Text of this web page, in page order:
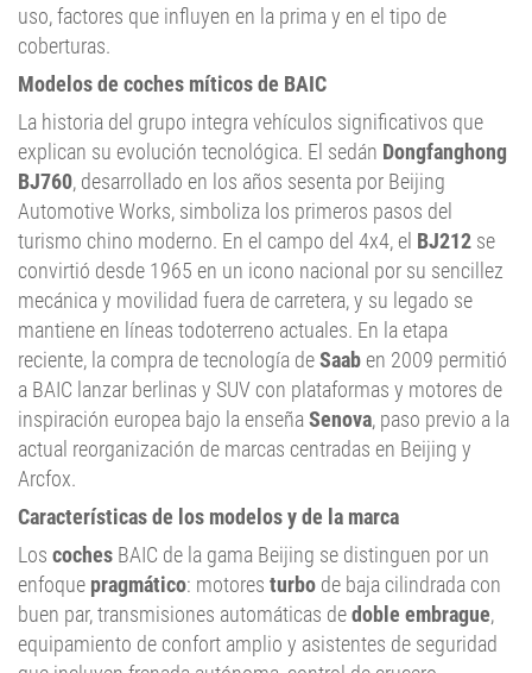
uso, factores que influyen en la prima y en el tipo de
coberturas.
Modelos de coches míticos de BAIC
La historia del grupo integra vehículos significativos que
explican su evolución tecnológica. El sedán Dongfanghong
BJ760, desarrollado en los años sesenta por Beijing
Automotive Works, simboliza los primeros pasos del
turismo chino moderno. En el campo del 4x4, el BJ212 se
convirtió desde 1965 en un icono nacional por su sencillez
mecánica y movilidad fuera de carretera, y su legado se
mantiene en líneas todoterreno actuales. En la etapa
reciente, la compra de tecnología deSaab en 2009 permitió
a BAIC lanzar berlinas y SUV con plataformas y motores de
inspiración europea bajo la enseña Senova, paso previo a la
actual reorganización de marcas centradas en Beijing y
Arcfox.
Características de los modelos y de la marca
Los coches BAIC de la gama Beijing se distinguen por un
enfoque pragmático: motores turbo de baja cilindrada con
buen par, transmisiones automáticas dedoble embrague,
equipamiento de confort amplio y asistentes de seguridad